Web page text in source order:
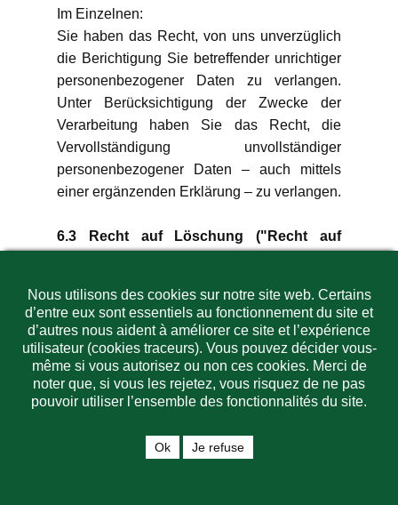
Im Einzelnen:
Sie haben das Recht, von uns unverzüglich
die Berichtigung Sie betreffender unrichtiger
personenbezogener Daten zu verlangen.
Unter Berücksichtigung der Zwecke der
Verarbeitung haben Sie das Recht, die
Vervollständigung unvollständiger
personenbezogener Daten – auch mittels
einer ergänzenden Erklärung – zu verlangen.
6.3 Recht auf Löschung ("Recht auf
In einer Reihe von Fällen sind wir
verpflichtet, Sie betreffende
personenbezogene Daten zu löschen.
Im Einzelnen:
Sie haben gemäß Art. 17 Abs. 1 DSGVO das
Recht, von uns zu verlangen, dass Sie
unverzüglich gelöscht werden, und wir sind
Nous utilisons des cookies sur notre site web. Certains
d’entre eux sont essentiels au fonctionnement du site et
d’autres nous aident à améliorer ce site et l’expérience
utilisateur (cookies traceurs). Vous pouvez décider vous-
même si vous autorisez ou non ces cookies. Merci de
noter que, si vous les rejetez, vous risquez de ne pas
pouvoir utiliser l’ensemble des fonctionnalités du site.
Ok Je refuse